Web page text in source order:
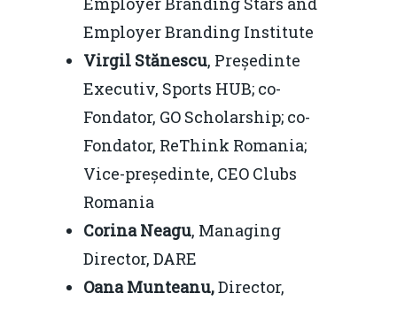
Employer Branding Institute
Virgil Stănescu, Președinte
Executiv, Sports HUB; co-
Fondator, GO Scholarship; co-
Fondator, ReThink Romania;
Vice-președinte, CEO Clubs
Romania
Corina Neagu, Managing
Director, DARE
Oana Munteanu,Director,